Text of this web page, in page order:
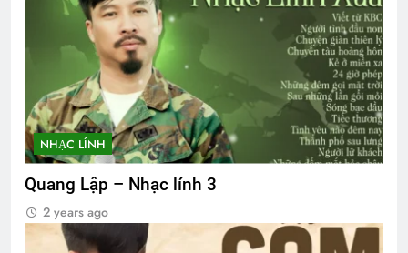
NHẠC LÍNH
Quang Lập – Nhạc lính 3
2 years ago